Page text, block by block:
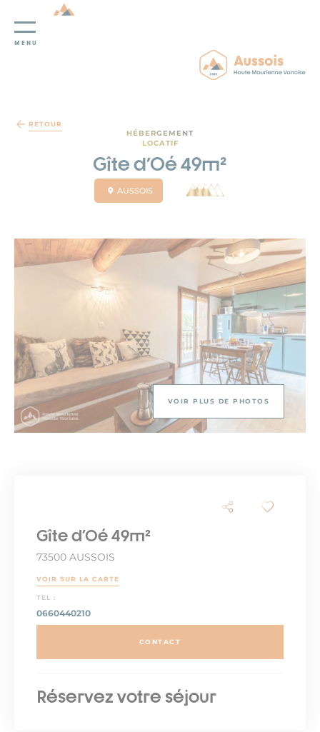
MENU
RETOUR
HÉBERGEMENT
LOCATIF
Gîte d'Oé 49m²
AUSSOIS
VOIR PLUS DE PHOTOS
Gîte d'Oé 49m²
73500 AUSSOIS
VOIR SUR LA CARTE
TEL :
0660440210
CONTACT
Réservez votre séjour